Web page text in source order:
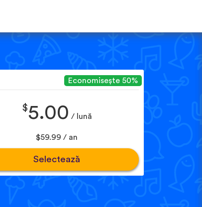
Economisește 50%
$5.00 / lună
$59.99 / an
Selectează